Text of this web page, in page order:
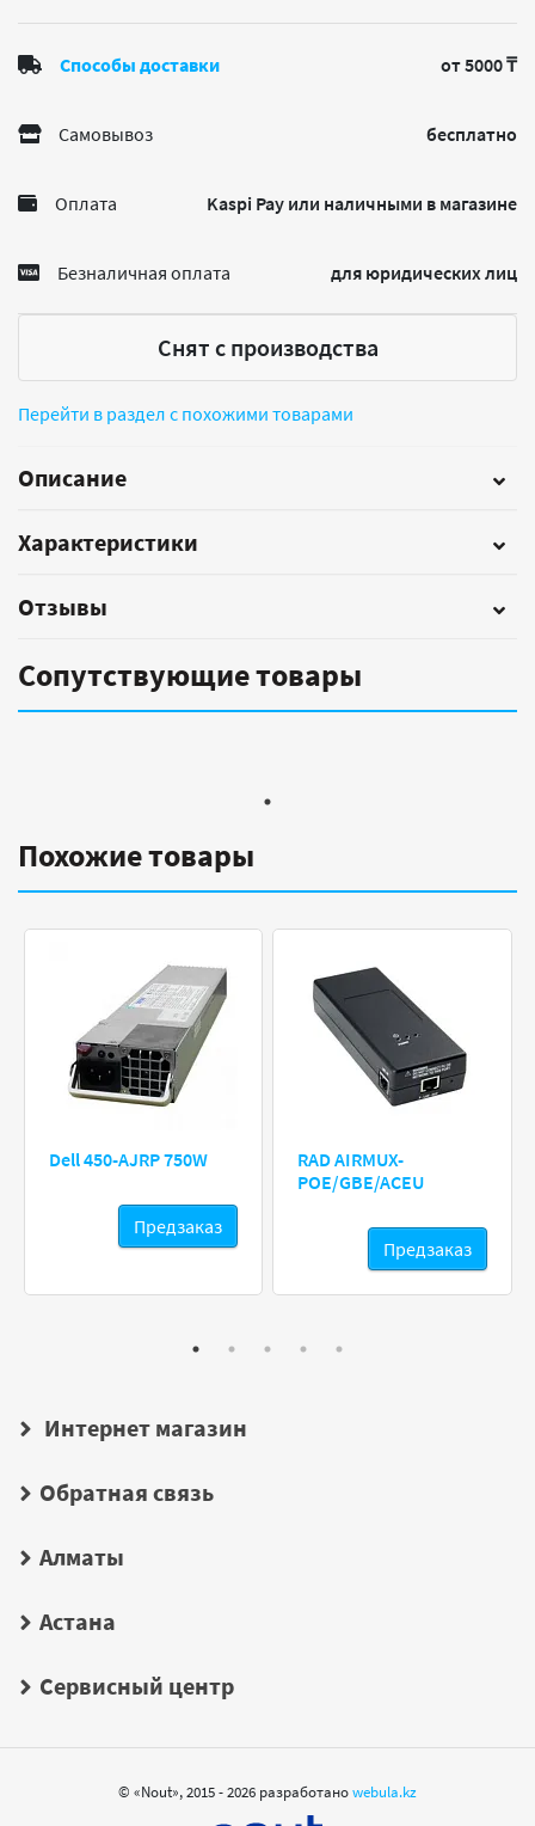
Способы доставки от 5000 ₸
Самовывоз бесплатно
Оплата Kaspi Pay или наличными в магазине
Безналичная оплата для юридических лиц
Снят с производства
Перейти в раздел с похожими товарами
Описание
Характеристики
Отзывы
Сопутствующие товары
Похожие товары
Dell 450-AJRP 750W
Предзаказ
RAD AIRMUX-
POE/GBE/ACEU
Предзаказ
Интернет магазин
Обратная связь
Алматы
Астана
Сервисный центр
© «Nout», 2015 - 2026 разработаноwebula.kz